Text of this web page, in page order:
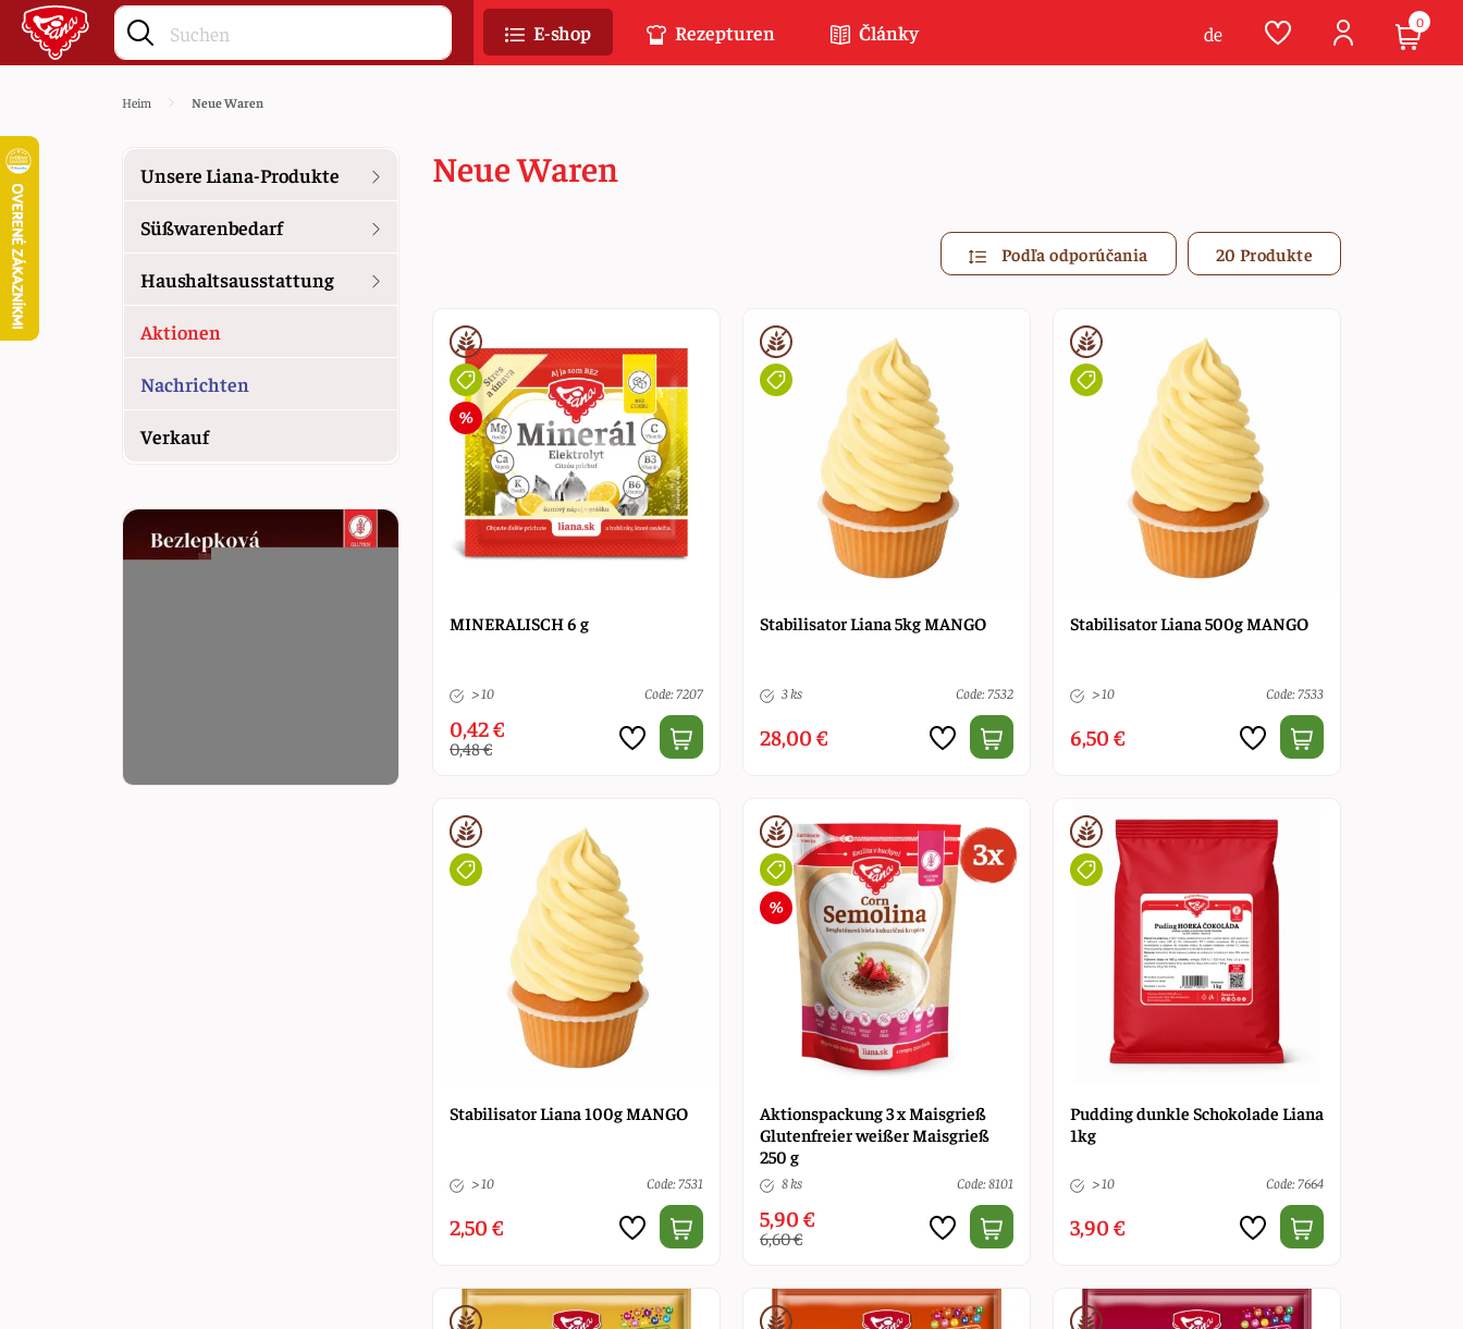
Heim Neue Waren
Neue Waren
Podľa odporúčania 20 Produkte
MINERALISCH 6 g
> 10 Code: 7207
0,42 €
0,48 €
Stabilisator Liana 5kg MANGO
3 ks Code: 7532
28,00 €
Stabilisator Liana 500g MANGO
> 10 Code: 7533
6,50 €
Stabilisator Liana 100g MANGO
> 10 Code: 7531
2,50 €
Aktionspackung 3 x Maisgrieß
Glutenfreier weißer Maisgrieß
250 g
8 ks Code: 8101
5,90 €
6,60 €
Pudding dunkle Schokolade Liana
1kg
> 10 Code: 7664
3,90 €
Unsere Liana-Produkte
Süßwarenbedarf
Haushaltsausstattung
Aktionen
Nachrichten
Verkauf
E-shop Rezepturen Články de 0